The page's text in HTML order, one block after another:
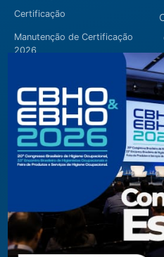
Certificação
Manutenção de Certificação
2026
Fone/Fax: